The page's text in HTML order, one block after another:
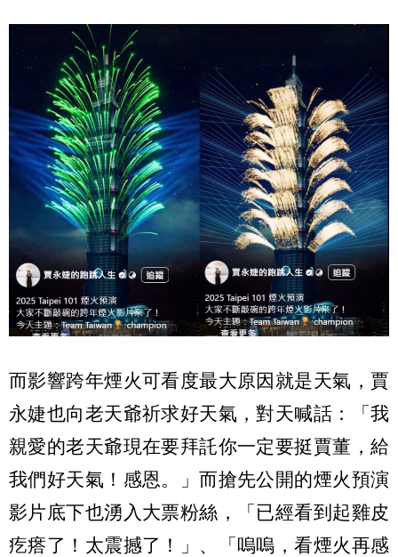
而影響跨年煙火可看度最大原因就是天氣，賈
永婕也向老天爺祈求好天氣，對天喊話：「我
親愛的老天爺現在要拜託你一定要挺賈董，給
我們好天氣！感恩。」而搶先公開的煙火預演
影片底下也湧入大票粉絲，「已經看到起雞皮
疙瘩了！太震撼了！」、「嗚嗚，看煙火再感